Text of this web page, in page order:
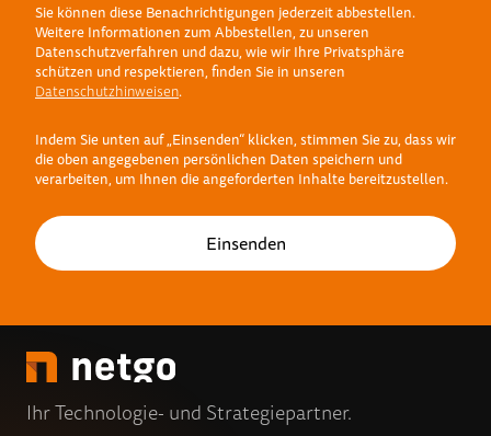
Sie können diese Benachrichtigungen jederzeit abbestellen.
Weitere Informationen zum Abbestellen, zu unseren
Datenschutzverfahren und dazu, wie wir Ihre Privatsphäre
schützen und respektieren, finden Sie in unseren
Datenschutzhinweisen.
Indem Sie unten auf „Einsenden“ klicken, stimmen Sie zu, dass wir
die oben angegebenen persönlichen Daten speichern und
verarbeiten, um Ihnen die angeforderten Inhalte bereitzustellen.
Ihr Technologie- und Strategiepartner.